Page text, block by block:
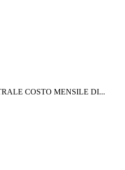
COSTO MENSILE DI...